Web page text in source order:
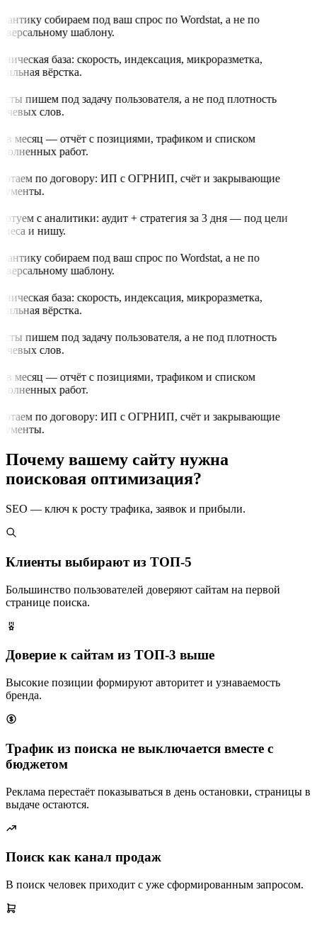
собираем под ваш спрос по Wordstat, а не по
шаблону.
база: скорость, индексация, микроразметка,
вёрстка.
пишем под задачу пользователя, а не под плотность
слов.
в месяц — отчёт с позициями, трафиком и списком
работ.
по договору: ИП с ОГРНИП, счёт и закрывающие
с аналитики: аудит + стратегия за 3 дня — под цели
и нишу.
собираем под ваш спрос по Wordstat, а не по
шаблону.
база: скорость, индексация, микроразметка,
вёрстка.
пишем под задачу пользователя, а не под плотность
слов.
в месяц — отчёт с позициями, трафиком и списком
работ.
по договору: ИП с ОГРНИП, счёт и закрывающие
Почему вашему сайту нужна
поисковая оптимизация?
SEO — ключ к росту трафика, заявок и прибыли.
Клиенты выбирают из ТОП-5
Большинство пользователей доверяют сайтам на первой
странице поиска.
Доверие к сайтам из ТОП-3 выше
Высокие позиции формируют авторитет и узнаваемость
бренда.
Трафик из поиска не выключается вместе с
бюджетом
Реклама перестаёт показываться в день остановки, страницы в
выдаче остаются.
Поиск как канал продаж
В поиск человек приходит с уже сформированным запросом.